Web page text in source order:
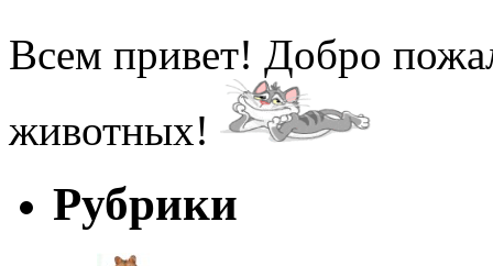
Всем привет! Добро
животных!
Рубрики